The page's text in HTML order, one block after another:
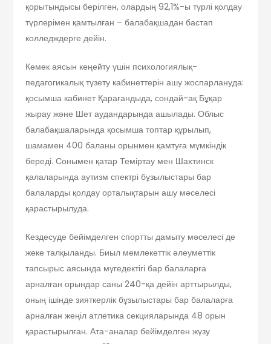
қорытындысы берілген, олардың 92,1%-ы түрлі қолдау
түрлерімен қамтылған – балабақшадан бастап
колледждерге дейін.
Көмек аясын кеңейту үшін психологиялық-
педагогикалық түзету кабинеттерін ашу жоспарлануда:
қосымша кабинет Қарағандыда, сондай-ақ Бұқар
жырау және Шет аудандарында ашылады. Облыс
балабақшаларында қосымша топтар құрылып,
шамамен 400 баланы орынмен қамтуға мүмкіндік
береді. Сонымен қатар Теміртау мен Шахтинск
қалаларында аутизм спектрі бұзылыстары бар
балаларды қолдау орталықтарын ашу мәселесі
қарастырылуда.
Кездесуде бейімделген спортты дамыту мәселесі де
жеке талқыланды. Биыл мемлекеттік әлеуметтік
тапсырыс аясында мүгедектігі бар балаларға
арналған орындар саны 240-қа дейін арттырылды,
оның ішінде зияткерлік бұзылыстары бар балаларға
арналған жеңіл атлетика секцияларында 48 орын
қарастырылған. Ата-аналар бейімделген жүзу